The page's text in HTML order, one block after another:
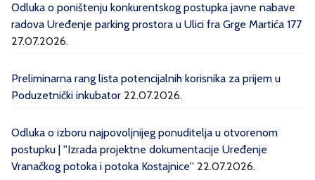
Odluka o poništenju konkurentskog postupka javne nabave
radova Uređenje parking prostora u Ulici fra Grge Martića 177
27.07.2026.
Preliminarna rang lista potencijalnih korisnika za prijem u
Poduzetnički inkubator 22.07.2026.
Odluka o izboru najpovoljnijeg ponuditelja u otvorenom
postupku | ''Izrada projektne dokumentacije Uređenje
Vranačkog potoka i potoka Kostajnice'' 22.07.2026.